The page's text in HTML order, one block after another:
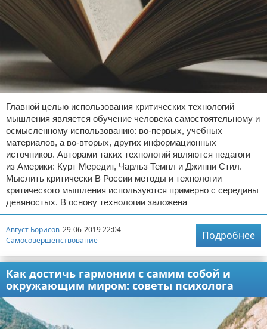
Главной целью использования критических технологий
мышления является обучение человека самостоятельному и
осмысленному использованию: во-первых, учебных
материалов, а во-вторых, других информационных
источников. Авторами таких технологий являются педагоги
из Америки: Курт Мередит, Чарльз Темпл и Джинни Стил.
Мыслить критически В России методы и технологии
критического мышления используются примерно с середины
девяностых. В основу технологии заложена
Август Борисов 29-06-2019 22:04
Самосовершенствование
Подробнее
Как достичь гармонии с самим собой и
окружающим миром: советы психолога